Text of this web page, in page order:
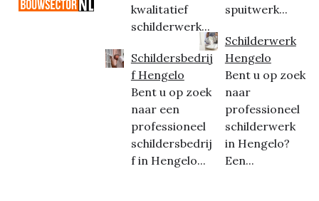
kwalitatief
schilderwerk...
Schildersbedrij
f Hengelo
Bent u op zoek
naar een
professioneel
schildersbedrij
f in Hengelo...
spuitwerk...
Schilderwerk
Hengelo
Bent u op zoek
naar
professioneel
schilderwerk
in Hengelo?
Een...